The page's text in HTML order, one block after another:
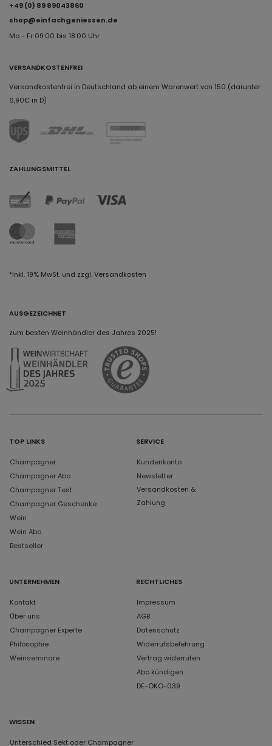
+49 (0) 89 89043860
shop@einfachgeniessen.de
Mo - Fr 09:00 bis 18:00 Uhr
VERSANDKOSTENFREI
Versandkostenfrei in Deutschland ab einem Warenwert von 150 (darunter
6,90€ in D)
ZAHLUNGSMITTEL
*inkl. 19% MwSt. und zzgl. Versandkosten
AUSGEZEICHNET
zum besten Weinhändler des Jahres 2025!
TOP LINKS
Champagner
Champagner Abo
Champagner Test
Champagner Geschenke
Wein
Wein Abo
Bestseller
SERVICE
Kundenkonto
Newsletter
Versandkosten &
Zahlung
UNTERNEHMEN
Kontakt
Über uns
Champagner Experte
Philosophie
Weinseminare
RECHTLICHES
Impressum
AGB
Datenschutz
Widerrufsbelehrung
Vertrag widerrufen
Abo kündigen
DE-ÖKO-039
WISSEN
Unterschied Sekt oder Champagner